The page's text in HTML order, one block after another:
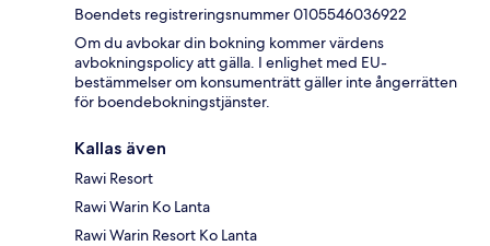
Boendets registreringsnummer 0105546036922
Om du avbokar din bokning kommer värdens
avbokningspolicy att gälla. I enlighet med EU-
bestämmelser om konsumenträtt gäller inte ångerrätten
för boendebokningstjänster.
Kallas även
Rawi Resort
Rawi Warin Ko Lanta
Rawi Warin Resort Ko Lanta